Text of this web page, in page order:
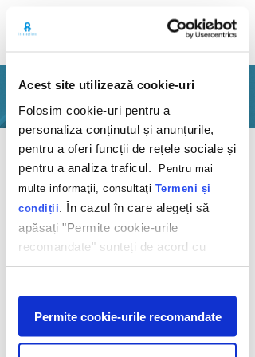
Acest site utilizează cookie-uri
Folosim cookie-uri pentru a
personaliza conținutul și anunțurile,
pentru a oferi funcții de rețele sociale și
pentru a analiza traficul.
Pentru mai
multe informaţii, consultaţi Termeni și
condiții În cazul în care alegeți să
apăsați "Permite cookie-urile
recomandate" sunteți de acord cu
utilizarea modulelor noastre cookie.
Afişare
Permite cookie-urile recomandate
PORTFOLIO
Back
Încântați de
cunoștință, Profi
Profi
2020